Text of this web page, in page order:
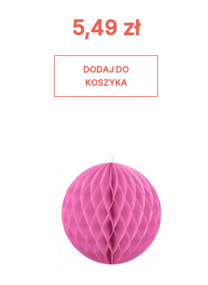
5,49 zł
DODAJ DO
KOSZYKA